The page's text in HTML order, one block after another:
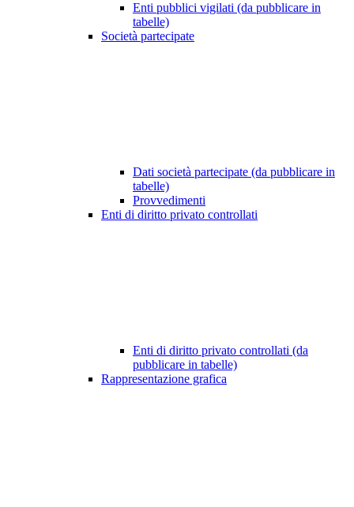
Enti pubblici vigilati (da pubblicare in
tabelle)
Società partecipate
Dati società partecipate (da pubblicare in
tabelle)
Provvedimenti
Enti di diritto privato controllati
Enti di diritto privato controllati (da
pubblicare in tabelle)
Rappresentazione grafica